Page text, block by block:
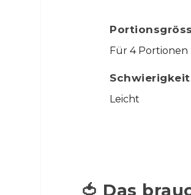
Für 4 Portionen
Leicht
🍅 Das